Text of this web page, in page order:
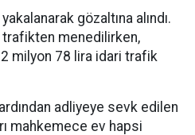
gözaltına alındı.
trafikten menedilirken,
milyon 78 lira idari trafik
adliyeye sevk edilen
mahkemece ev hapsi